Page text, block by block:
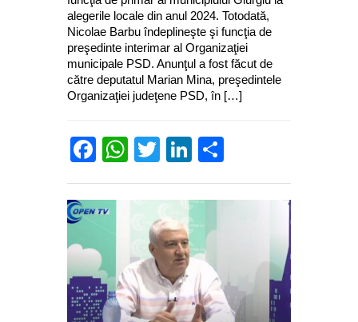
alegerile locale din anul 2024. Totodată,
Nicolae Barbu îndeplineşte şi funcţia de
preşedinte interimar al Organizaţiei
municipale PSD. Anunţul a fost făcut de
către deputatul Marian Mina, preşedintele
Organizaţiei judeţene PSD, în […]
Facebook
WhatsApp
TwitterLinkedIn